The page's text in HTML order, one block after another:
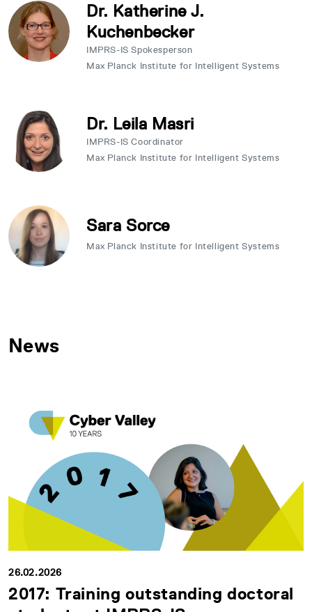
Dr. Katherine J.
Kuchenbecker
IMPRS-IS Spokesperson
Max Planck Institute for Intelligent Systems
Dr. Leila Masri
IMPRS-IS Coordinator
Max Planck Institute for Intelligent Systems
Sara Sorce
Max Planck Institute for Intelligent Systems
News
26.02.2026
2017: Training outstanding doctoral